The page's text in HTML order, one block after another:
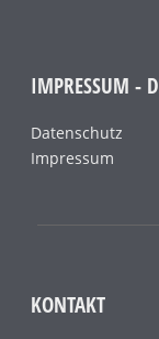
IMPRESSUM -
Datenschutz
Impressum
KONTAKT